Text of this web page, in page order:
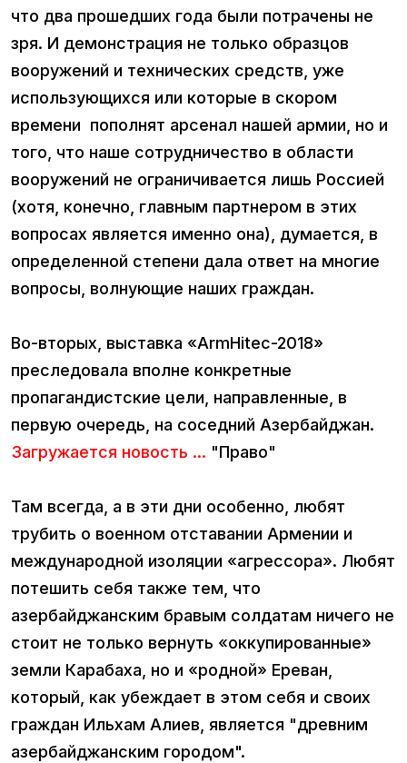
что два прошедших года были потрачены не
зря. И демонстрация не только образцов
вооружений и технических средств, уже
использующихся или которые в скором
времени пополнят арсенал нашей армии, но и
того, что наше сотрудничество в области
вооружений не ограничивается лишь Россией
(хотя, конечно, главным партнером в этих
вопросах является именно она), думается, в
определенной степени дала ответ на многие
вопросы, волнующие наших граждан.
Во-вторых, выставка «ArmHitec-2018»
преследовала вполне конкретные
пропагандистские цели, направленные, в
первую очередь, на соседний Азербайджан.
Загружается новость ... "Право"
Там всегда, а в эти дни особенно, любят
трубить о военном отставании Армении и
международной изоляции «агрессора». Любят
потешить себя также тем, что
азербайджанским бравым солдатам ничего не
стоит не только вернуть «оккупированные»
земли Карабаха, но и «родной» Ереван,
который, как убеждает в этом себя и своих
граждан Ильхам Алиев, является "древним
азербайджанским городом".